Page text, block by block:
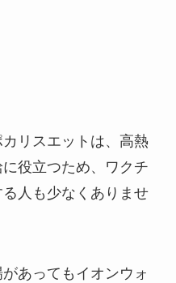
リスエットは、高熱
役立つため、ワクチ
人も少なくありませ
あってもイオンウォ